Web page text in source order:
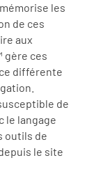
les
de ces
aux
gère ces
différente
de
le langage
outils de
le site